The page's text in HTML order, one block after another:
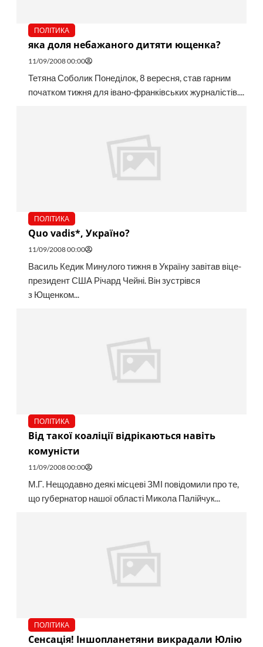
ПОЛІТИКА
яка доля небажаного дитяти ющенка?
11/09/2008 00:00
Тетяна Соболик Понеділок, 8 вересня, став гарним
початком тижня для івано-франківських журналістів....
ПОЛІТИКА
Quo vadis*, Україно?
11/09/2008 00:00
Василь Кедик Минулого тижня в Україну завітав віце-
президент США Річард Чейні. Він зустрівся
з Ющенком...
ПОЛІТИКА
Від такої коаліції відрікаються навіть
комуністи
11/09/2008 00:00
М.Г. Нещодавно деякі місцеві ЗМІ повідомили про те,
що губернатор нашої області Микола Палійчук...
ПОЛІТИКА
Сенсація! Іншопланетяни викрадали Юлію